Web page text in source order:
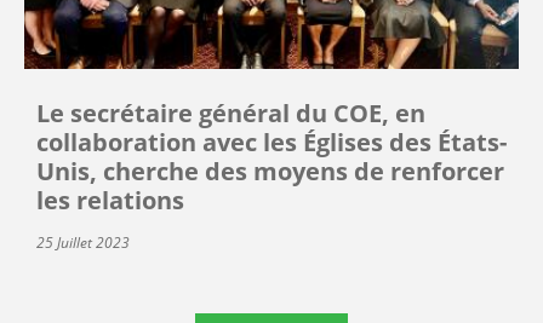
Le secrétaire général du COE, en
collaboration avec les Églises des États-
Unis, cherche des moyens de renforcer
les relations
25 Juillet 2023